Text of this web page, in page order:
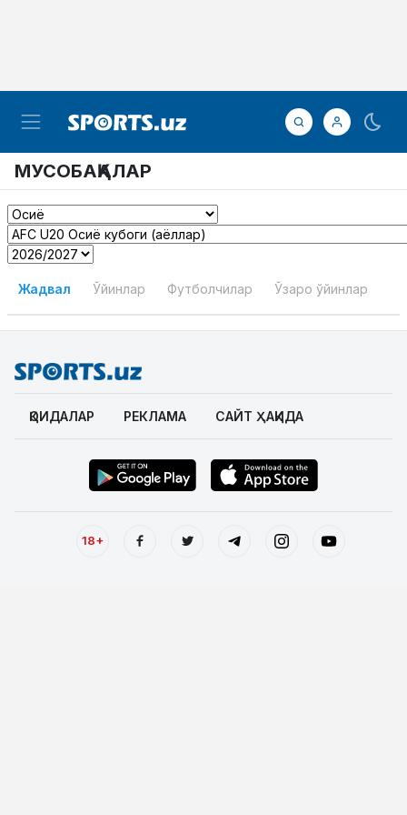
МУСОБАҚАЛАР
Жадвал Ўйинлар Футболчилар Ўзаро ўйинлар
ҚОИДАЛАР РЕКЛАМА САЙТ ҲАҚИДА
18+